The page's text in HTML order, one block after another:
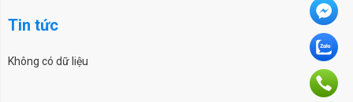
Tin tức
Không có dữ liệu